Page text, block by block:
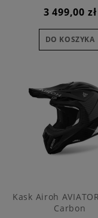
3 499,00 zł
DO KOSZYKA
Kask Airoh
Carbon